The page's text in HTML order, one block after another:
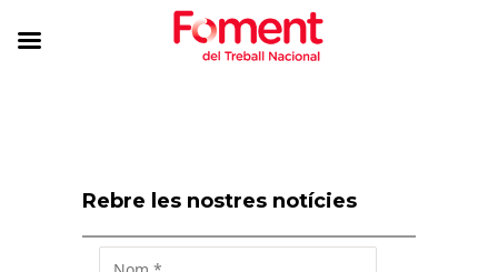
Rebre les nostres notícies